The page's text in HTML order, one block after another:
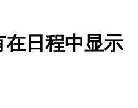
在日程中显示